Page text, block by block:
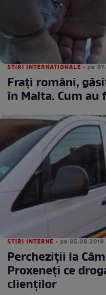
STIRI INTERNATIONALE • pe
Fraţi români,
în Malta. Cum
STIRI INTERNE • pe 05.09.2019
Percheziţii la
Proxeneţi ce
clienţilor